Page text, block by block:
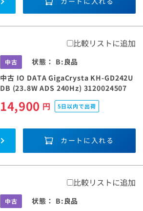
比較リストに追加
中古 状態： B:良品
中古 IO DATA GigaCrysta KH-GD242U
DB (23.8W ADS 240Hz) 3120024507
14,900 円 5日以内で出荷
カートに入れる
比較リストに追加
中古 状態： B:良品